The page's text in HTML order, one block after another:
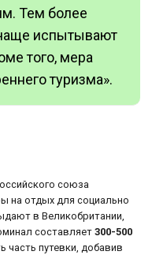
Тем более
испытывают
того, мера
туризма».
союза
на отдых для социально
в Великобритании,
составляет 300-500
часть путевки, добавив